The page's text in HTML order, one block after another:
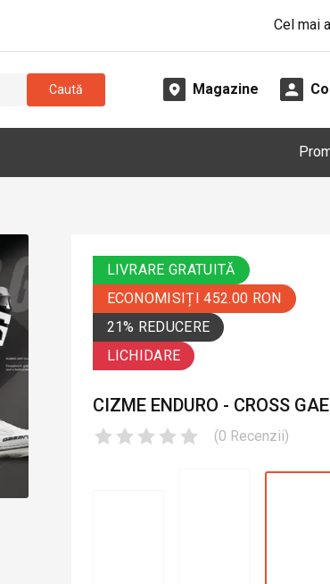
Cel mai
Caută Magazine
LIVRARE GRATUITĂ
ECONOMISIȚI 452.00 RON
21% REDUCERE
LICHIDARE
CIZME ENDURO - CROSS
(0 Recenzii)